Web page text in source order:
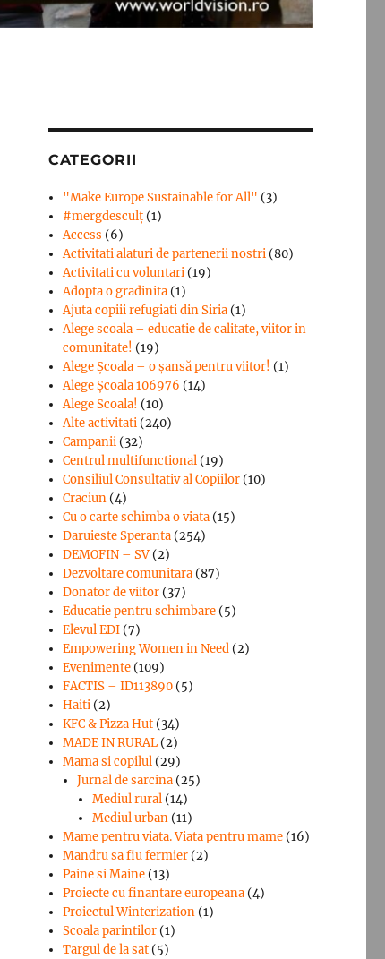
CATEGORII
"Make Europe Sustainable for All" (3)
#mergdesculţ (1)
Access (6)
Activitati alaturi de partenerii nostri (80)
Activitati cu voluntari (19)
Adopta o gradinita (1)
Ajuta copiii refugiati din Siria (1)
Alege scoala – educatie de calitate, viitor in
comunitate! (19)
Alege Şcoala – o şansă pentru viitor! (1)
Alege Școala 106976 (14)
Alege Scoala! (10)
Alte activitati (240)
Campanii (32)
Centrul multifunctional (19)
Consiliul Consultativ al Copiilor (10)
Craciun (4)
Cu o carte schimba o viata (15)
Daruieste Speranta (254)
DEMOFIN – SV (2)
Dezvoltare comunitara (87)
Donator de viitor (37)
Educatie pentru schimbare (5)
Elevul EDI (7)
Empowering Women in Need (2)
Evenimente (109)
FACTIS – ID113890 (5)
Haiti (2)
KFC & Pizza Hut (34)
MADE IN RURAL (2)
Mama si copilul (29)
Jurnal de sarcina (25)
Mediul rural(14)
Mediul urban(11)
Mame pentru viata. Viata pentru mame (16)
Mandru sa fiu fermier (2)
Paine si Maine (13)
Proiecte cu finantare europeana (4)
Proiectul Winterization (1)
Scoala parintilor (1)
Targul de la sat (5)